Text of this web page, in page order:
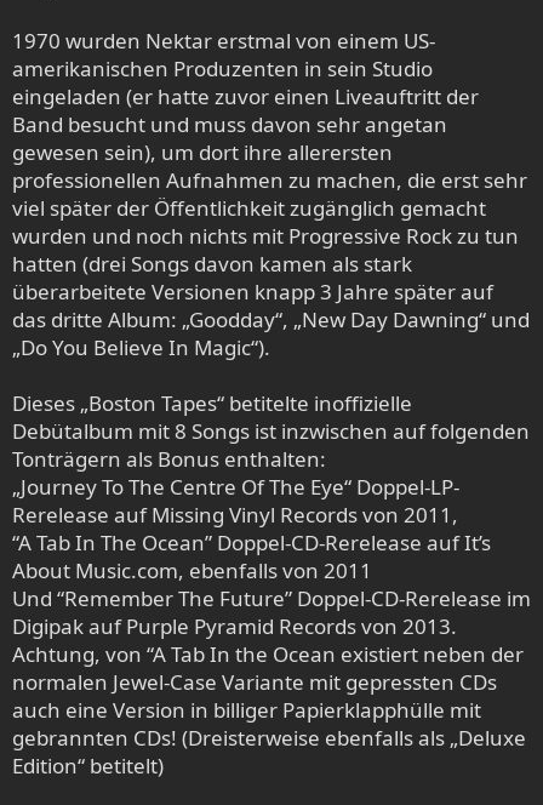
1970 wurden Nektar erstmal von einem US-
amerikanischen Produzenten in sein Studio
eingeladen (er hatte zuvor einen Liveauftritt der
Band besucht und muss davon sehr angetan
gewesen sein), um dort ihre allerersten
professionellen Aufnahmen zu machen, die erst sehr
viel später der Öffentlichkeit zugänglich gemacht
wurden und noch nichts mit Progressive Rock zu tun
hatten (drei Songs davon kamen als stark
überarbeitete Versionen knapp 3 Jahre später auf
das dritte Album: „Goodday“, „New Day Dawning“ und
„Do You Believe In Magic“).
Dieses „Boston Tapes“ betitelte inoffizielle
Debütalbum mit 8 Songs ist inzwischen auf folgenden
Tonträgern als Bonus enthalten:
„Journey To The Centre Of The Eye“ Doppel-LP-
Rerelease auf Missing Vinyl Records von 2011,
“A Tab In The Ocean” Doppel-CD-Rerelease auf It’s
About Music.com, ebenfalls von 2011
Und “Remember The Future” Doppel-CD-Rerelease im
Digipak auf Purple Pyramid Records von 2013.
Achtung, von “A Tab In the Ocean existiert neben der
normalen Jewel-Case Variante mit gepressten CDs
auch eine Version in billiger Papierklapphülle mit
gebrannten CDs! (Dreisterweise ebenfalls als „Deluxe
Edition“ betitelt)